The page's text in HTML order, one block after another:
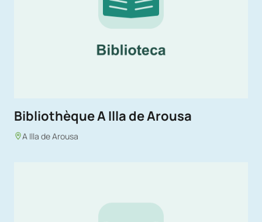
Bibliothèque A Illa de Arousa
A Illa de Arousa